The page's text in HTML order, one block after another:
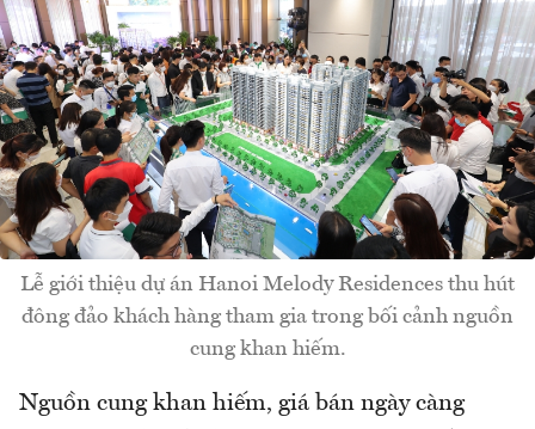
Lễ giới thiệu dự án Hanoi Melody Residences thu hút
đông đảo khách hàng tham gia trong bối cảnh nguồn
cung khan hiếm.
Nguồn cung khan hiếm, giá bán ngày càng